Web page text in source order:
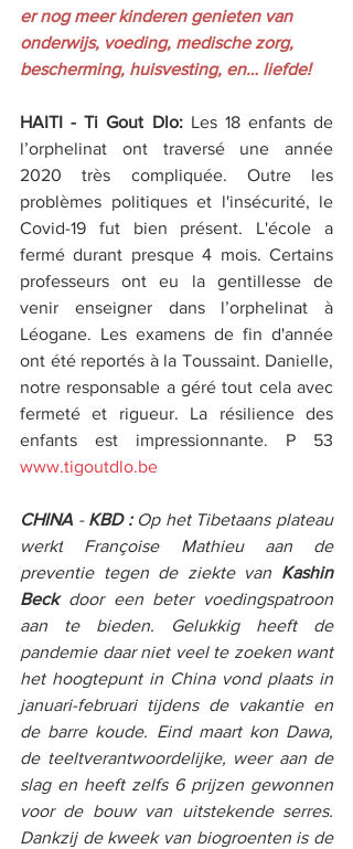
er nog meer kinderen genieten van
onderwijs, voeding, medische zorg,
bescherming, huisvesting, en… liefde!
HAITI - Ti Gout Dlo: Les 18 enfants de
l’orphelinat ont traversé une année
2020 très compliquée. Outre les
problèmes politiques et l'insécurité, le
Covid-19 fut bien présent. L'école a
fermé durant presque 4 mois. Certains
professeurs ont eu la gentillesse de
venir enseigner dans l’orphelinat à
Léogane. Les examens de fin d'année
ont été reportés à la Toussaint. Danielle,
notre responsable a géré tout cela avec
fermeté et rigueur. La résilience des
www.tigoutdlo.be
CHINA - KBD : Op het Tibetaans plateau
werkt
Françoise Mathieu aan de
preventie tegen de ziekte van Kashin
Beck door een beter voedingspatroon
aan te bieden. Gelukkig heeft de
pandemie daar niet veel te zoeken want
het hoogtepunt in China vond plaats in
januari-februari tijdens de vakantie en
de barre koude. Eind maart kon Dawa,
de teeltverantwoordelijke, weer aan de
slag en heeft zelfs 6 prijzen gewonnen
voor de bouw van uitstekende serres.
Dankzij de kweek van biogroenten is de